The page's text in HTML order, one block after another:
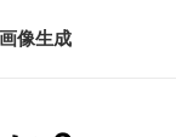
画像生成